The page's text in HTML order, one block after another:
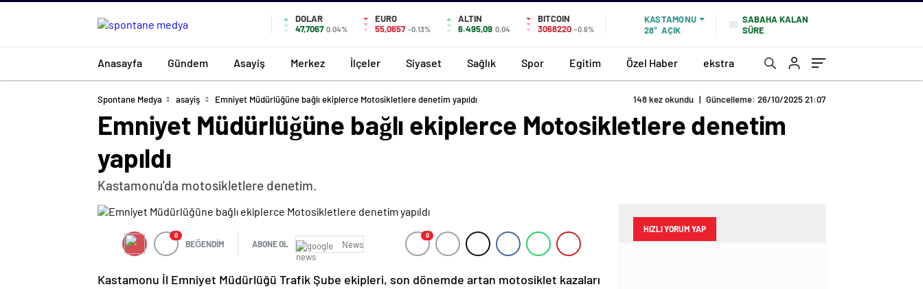
DOLAR
47,7067 0.04%
EURO
55,0657 -0.13%
ALTIN
6.495,09 0,04
BITCOIN
3068220 -0.6%
KASTAMONU
28° AÇIK
SABAHA KALAN
SÜRE
Anasayfa Gündem Asayiş Merkez İlçeler Siyaset Sağlık Spor Egitim Özel Haber ekstra
Spontane Medya asayiş Emniyet Müdürlüğüne bağlı ekiplerce Motosikletlere denetim yapıldı 148 kez okundu | Güncelleme: 26/10/2025 21:07
Emniyet Müdürlüğüne bağlı ekiplerce Motosikletlere denetim
yapıldı
Kastamonu'da motosikletlere denetim.
0
BEĞENDİM ABONE OL News
0
Kastamonu İl Emniyet Müdürlüğü Trafik Şube ekipleri, son dönemde artan motosiklet kazaları
HIZLI YORUM YAP